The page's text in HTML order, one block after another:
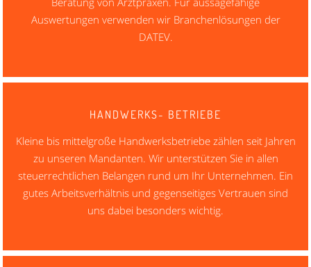
Auswertungen verwenden wir Branchenlösungen der
DATEV.
HANDWERKS- BETRIEBE
Kleine bis mittelgroße Handwerksbetriebe zählen seit Jahren
zu unseren Mandanten. Wir unterstützen Sie in allen
steuerrechtlichen Belangen rund um Ihr Unternehmen. Ein
gutes Arbeitsverhältnis und gegenseitiges Vertrauen sind
uns dabei besonders wichtig.